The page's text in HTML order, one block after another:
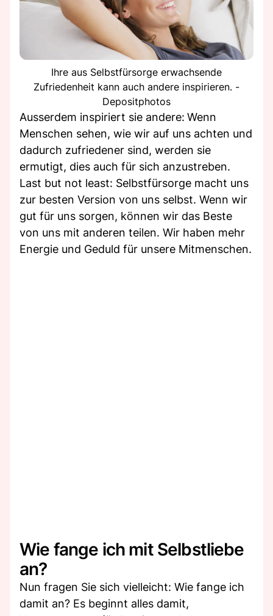
Ihre aus Selbstfürsorge erwachsende
Zufriedenheit kann auch andere inspirieren. -
Depositphotos
Ausserdem inspiriert sie andere: Wenn
Menschen sehen, wie wir auf uns achten und
dadurch zufriedener sind, werden sie
ermutigt, dies auch für sich anzustreben.
Last but not least: Selbstfürsorge macht uns
zur besten Version von uns selbst. Wenn wir
gut für uns sorgen, können wir das Beste
von uns mit anderen teilen. Wir haben mehr
Energie und Geduld für unsere Mitmenschen.
Wie fange ich mit Selbstliebe
an?
Nun fragen Sie sich vielleicht: Wie fange ich
damit an? Es beginnt alles damit,